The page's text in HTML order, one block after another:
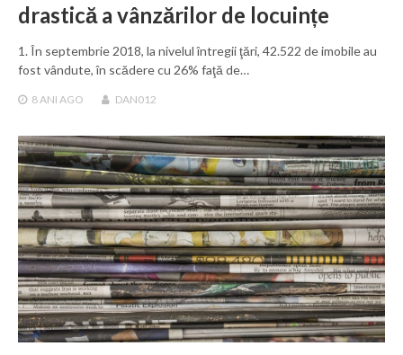
drastică a vânzărilor de locuințe
1. În septembrie 2018, la nivelul întregii ţări, 42.522 de imobile au
fost vândute, în scădere cu 26% faţă de…
8 ANI AGO DAN012